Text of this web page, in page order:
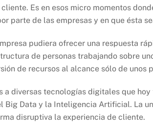
Es en esos micro momentos
parte de las empresas y en que ésta
pudiera ofrecer una respuesta
de personas trabajando sobre
de recursos al alcance sólo de unos
a diversas tecnologías digitales que
Big Data y la Inteligencia Artificial. La
disruptiva la experiencia de cliente.